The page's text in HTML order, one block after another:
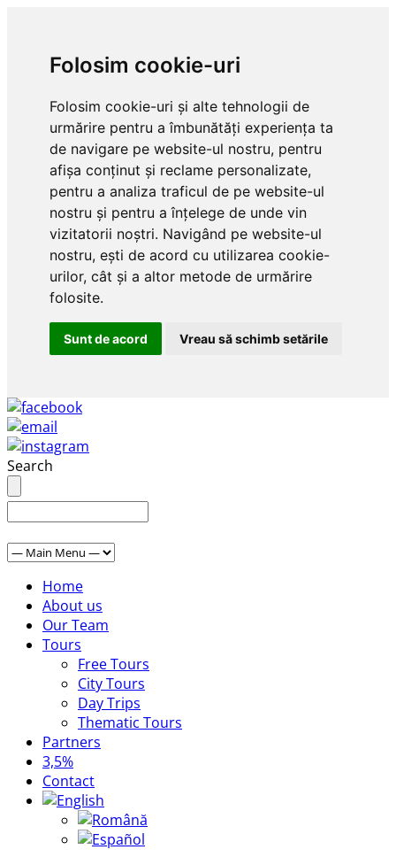
Folosim cookie-uri
Folosim cookie-uri și alte tehnologii de
urmărire pentru a îmbunătăți experiența ta
de navigare pe website-ul nostru, pentru
afișa conținut și reclame personalizate,
pentru a analiza traficul de pe website-ul
nostru și pentru a înțelege de unde vin
vizitatorii noștri. Navigând pe website-ul
nostru, ești de acord cu utilizarea cookie-
urilor, cât și a altor metode de urmărire
folosite.
Sunt de acord Vreau să schimb setările
Search
Home
About us
Our Team
Tours
Free Tours
City Tours
Day Trips
Thematic Tours
Partners
3,5%
Contact